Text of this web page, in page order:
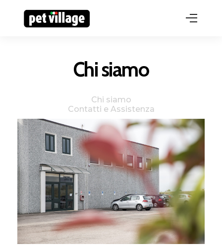
Chi siamo
Chi siamo
Contatti e Assistenza